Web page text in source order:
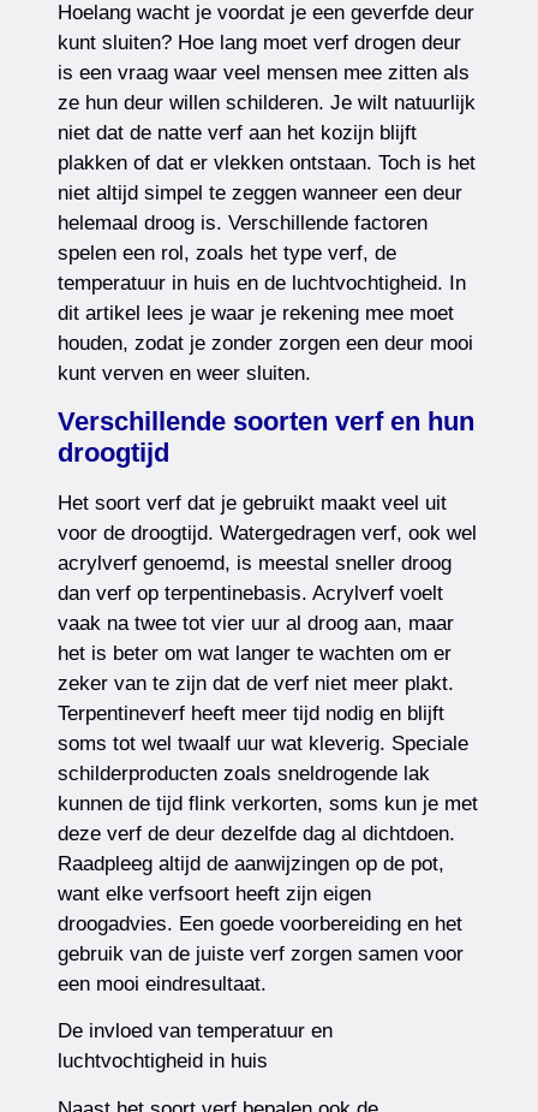
Hoelang wacht je voordat je een geverfde deur
kunt sluiten? Hoe lang moet verf drogen deur
is een vraag waar veel mensen mee zitten als
ze hun deur willen schilderen. Je wilt natuurlijk
niet dat de natte verf aan het kozijn blijft
plakken of dat er vlekken ontstaan. Toch is het
niet altijd simpel te zeggen wanneer een deur
helemaal droog is. Verschillende factoren
spelen een rol, zoals het type verf, de
temperatuur in huis en de luchtvochtigheid. In
dit artikel lees je waar je rekening mee moet
houden, zodat je zonder zorgen een deur mooi
kunt verven en weer sluiten.
Verschillende soorten verf en hun
droogtijd
Het soort verf dat je gebruikt maakt veel uit
voor de droogtijd. Watergedragen verf, ook wel
acrylverf genoemd, is meestal sneller droog
dan verf op terpentinebasis. Acrylverf voelt
vaak na twee tot vier uur al droog aan, maar
het is beter om wat langer te wachten om er
zeker van te zijn dat de verf niet meer plakt.
Terpentineverf heeft meer tijd nodig en blijft
soms tot wel twaalf uur wat kleverig. Speciale
schilderproducten zoals sneldrogende lak
kunnen de tijd flink verkorten, soms kun je met
deze verf de deur dezelfde dag al dichtdoen.
Raadpleeg altijd de aanwijzingen op de pot,
want elke verfsoort heeft zijn eigen
droogadvies. Een goede voorbereiding en het
gebruik van de juiste verf zorgen samen voor
een mooi eindresultaat.
De invloed van temperatuur en
luchtvochtigheid in huis